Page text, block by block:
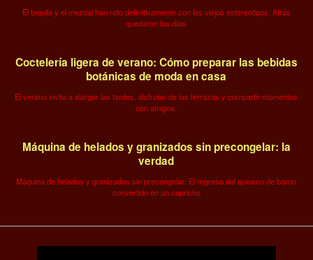
El tequila y el mezcal han roto definitivamente con los viejos estereotipos. Atrás
quedaron los días
Coctelería ligera de verano: Cómo preparar las bebidas
botánicas de moda en casa
El verano invita a alargar las tardes, disfrutar de las terrazas y compartir momentos
con amigos.
Máquina de helados y granizados sin precongelar: la
verdad
Máquina de helados y granizados sin precongelar: El regreso del quiosco de barrio
convertido en un capricho